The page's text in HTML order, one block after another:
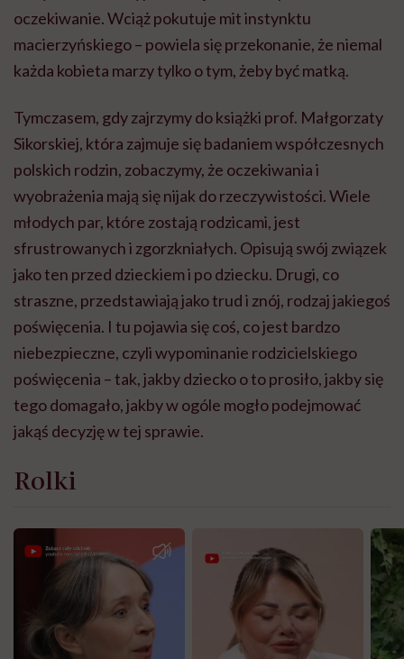
oczekiwanie. Wciąż pokutuje mit instynktu
macierzyńskiego – powiela się przekonanie, że niemal
każda kobieta marzy tylko o tym, żeby być matką.
Tymczasem, gdy zajrzymy do książki prof. Małgorzaty
Sikorskiej, która zajmuje się badaniem współczesnych
polskich rodzin, zobaczymy, że oczekiwania i
wyobrażenia mają się nijak do rzeczywistości. Wiele
młodych par, które zostają rodzicami, jest
sfrustrowanych i zgorzkniałych. Opisują swój związek
jako ten przed dzieckiem i po dziecku. Drugi, co
straszne, przedstawiają jako trud i znój, rodzaj jakiegoś
poświęcenia. I tu pojawia się coś, co jest bardzo
niebezpieczne, czyli wypominanie rodzicielskiego
poświęcenia – tak, jakby dziecko o to prosiło, jakby się
tego domagało, jakby w ogóle mogło podejmować
jakąś decyzję w tej sprawie.
Rolki